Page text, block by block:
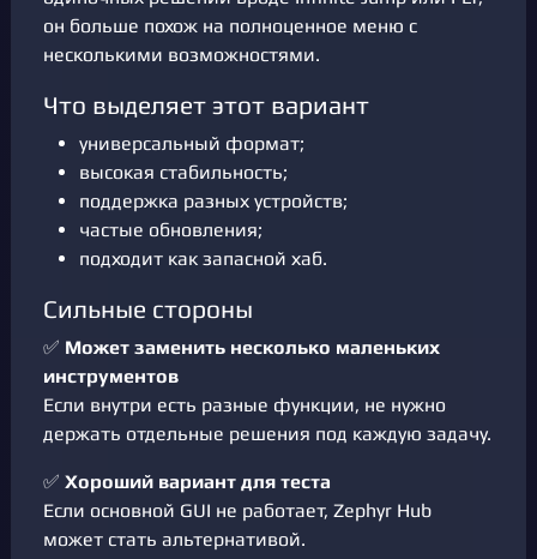
он больше похож на полноценное меню с
несколькими возможностями.
Что выделяет этот вариант
универсальный формат;
высокая стабильность;
поддержка разных устройств;
частые обновления;
подходит как запасной хаб.
Сильные стороны
✅ Может заменить несколько маленьких
инструментов
Если внутри есть разные функции, не нужно
держать отдельные решения под каждую задачу.
✅ Хороший вариант для теста
Если основной GUI не работает, Zephyr Hub
может стать альтернативой.